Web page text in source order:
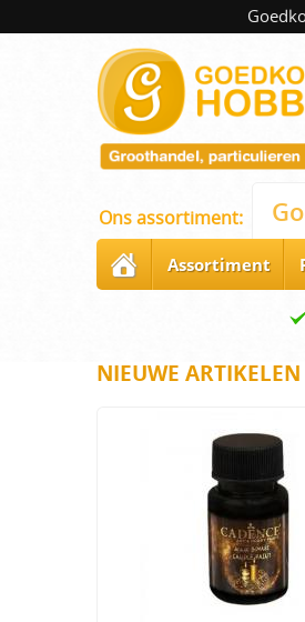
Ons assortiment:
Assortiment
NIEUWE